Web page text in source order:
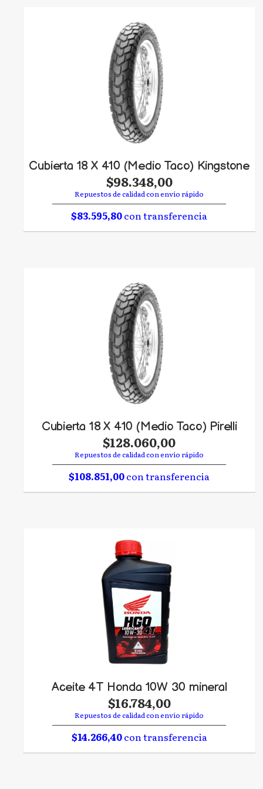
Cubierta 18 X 410 (Medio Taco) Kingstone
$98.348,00
Repuestos de calidad con envío rápido
$83.595,80con transferencia
Cubierta 18 X 410 (Medio Taco) Pirelli
$128.060,00
Repuestos de calidad con envío rápido
$108.851,00con transferencia
Aceite 4T Honda 10W 30 mineral
$16.784,00
Repuestos de calidad con envío rápido
$14.266,40con transferencia